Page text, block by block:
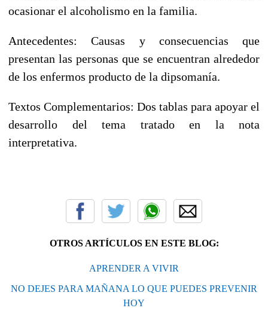
ocasionar el alcoholismo en la familia.
Antecedentes: Causas y consecuencias que
presentan las personas que se encuentran alrededor
de los enfermos producto de la dipsomanía.
Textos Complementarios: Dos tablas para apoyar el
desarrollo del tema tratado en la nota
interpretativa.
OTROS ARTÍCULOS EN ESTE BLOG:
APRENDER A VIVIR
NO DEJES PARA MAÑANA LO QUE PUEDES PREVENIR
HOY